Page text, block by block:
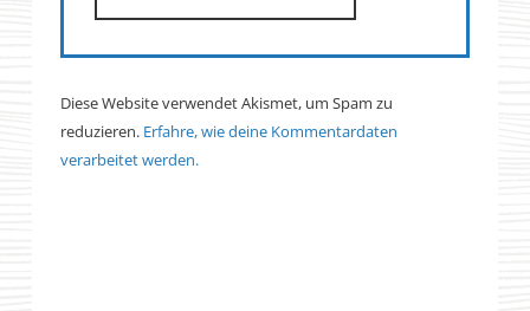
Diese Website verwendet Akismet, um Spam zu
reduzieren. Erfahre, wie deine Kommentardaten
verarbeitet werden.